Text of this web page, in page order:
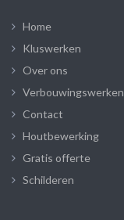
Home
Kluswerken
Over ons
Verbouwingswerken
Contact
Houtbewerking
Gratis offerte
Schilderen